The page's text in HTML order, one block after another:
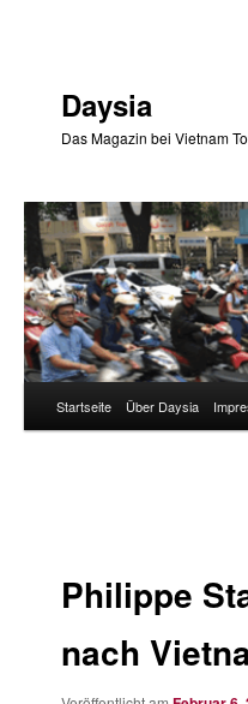
Daysia
Das Magazin bei Vietnam
Startseite Über Daysia
Philippe
nach